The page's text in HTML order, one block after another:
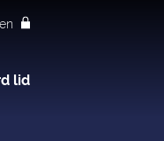
lid